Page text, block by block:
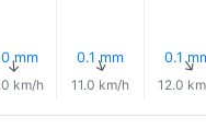
mm
↑
km/h
0.1 mm
↑
11.0 km/h
0.1↑
12.0